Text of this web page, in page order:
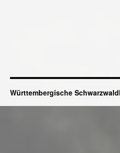
Württembergische